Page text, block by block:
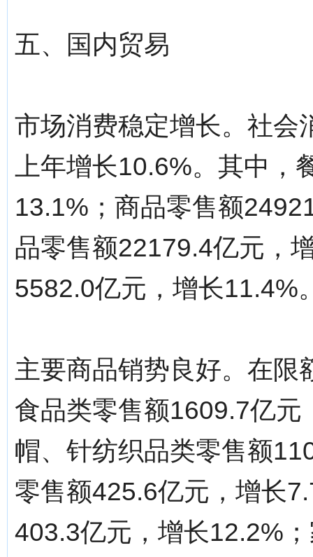
五、国内贸易
市场消费稳定增长。社会
上年增长10.6%。其中
13.1%；商品零售额
品零售额22179.4亿元，
5582.0亿元，增长11.4%
主要商品销势良好。在限
食品类零售额1609.7亿
帽、针纺织品类零售额
零售额425.6亿元，增长
403.3亿元，增长12.2%